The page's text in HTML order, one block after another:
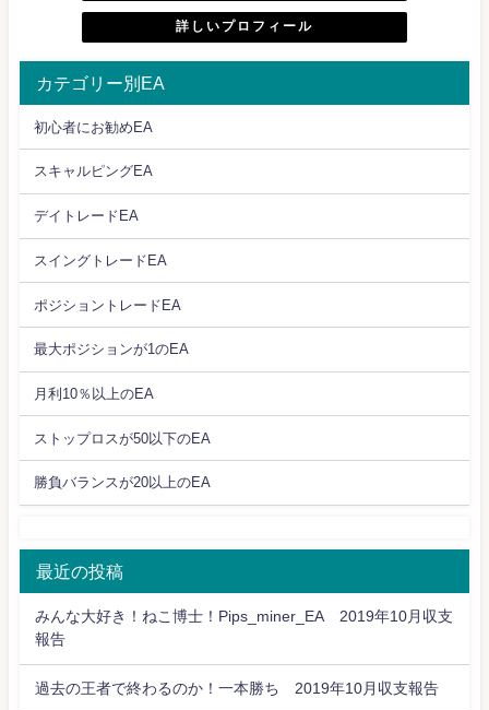
詳しいプロフィール
カテゴリー別EA
初心者にお勧めEA
スキャルピングEA
デイトレードEA
スイングトレードEA
ポジショントレードEA
最大ポジションが1のEA
月利10％以上のEA
ストップロスが50以下のEA
勝負バランスが20以上のEA
最近の投稿
みんな大好き！ねこ博士！Pips_miner_EA 2019年10月収支
報告
過去の王者で終わるのか！一本勝ち 2019年10月収支報告